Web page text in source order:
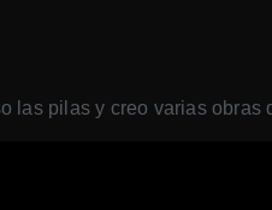
las pilas y creo varias